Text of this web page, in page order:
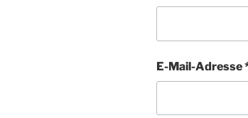
E-Mail-Adresse